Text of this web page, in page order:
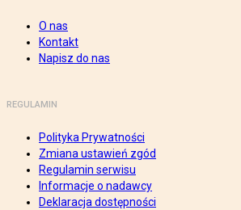
O nas
Kontakt
Napisz do nas
REGULAMIN
Polityka Prywatności
Zmiana ustawień zgód
Regulamin serwisu
Informacje o nadawcy
Deklaracja dostępności